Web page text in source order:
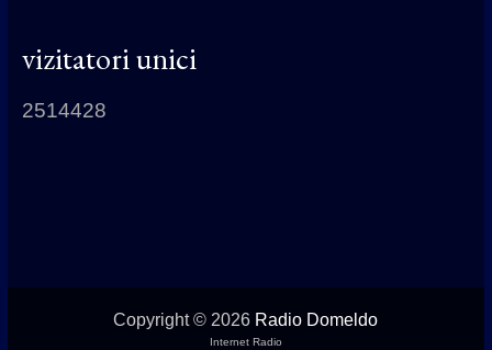
vizitatori unici
2514428
Copyright © 2026 Radio Domeldo
Internet Radio